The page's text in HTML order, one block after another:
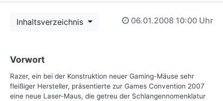
Inhaltsverzeichnis 06.01.2008 10:00 Uhr
Vorwort
Razer, ein bei der Konstruktion neuer Gaming-Mäuse sehr
fleißiger Hersteller, präsentierte zur Games Convention 2007
eine neue Laser-Maus, die getreu der Schlangennomenklatur